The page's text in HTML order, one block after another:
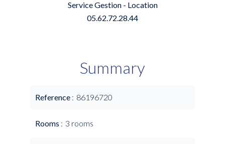
Service Gestion - Location
05.62.72.28.44
Summary
Reference 86196720
Rooms 3 rooms